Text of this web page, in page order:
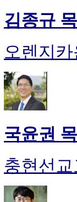
김종규
오렌지
국윤권
충현선교